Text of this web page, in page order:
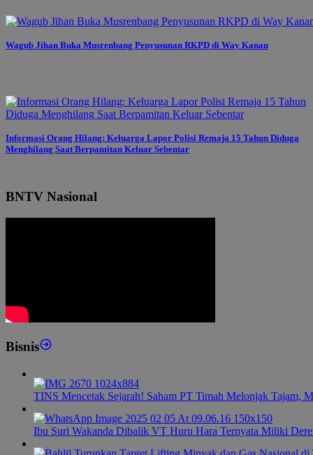
Wagub Jihan Buka Musrenbang Penyusunan RKPD di Way Kanan
Informasi Orang Hilang: Keluarga Lapor Polisi Remaja 15 Tahun Diduga
Menghilang Saat Berpamitan Keluar Sebentar
BNTV Nasional
Bisnis
TINS Mencetak Sejarah! Saham PT Timah Melonjak Tajam,
Ibu Suri Wakanda Dibalik VT Huru Hara Ternyata Miliki